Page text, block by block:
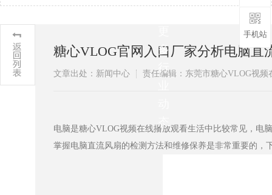
多
行
态
糖心VLOG官网入口厂家分析电脑直流
文章出处：新闻中心 责任编辑：东莞市糖心VLOG视
电脑是糖心VLOG视频在线播放观看生活中比较常见，电脑
掌握电脑直流风扇的检测方法和维修保养是非常重要的，
手机站